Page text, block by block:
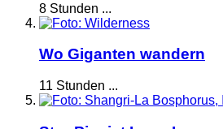
8 Stunden ...
Wo Giganten wandern
11 Stunden ...